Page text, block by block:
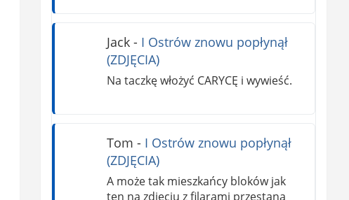
Jack- I Ostrów znowu popłynął
(ZDJĘCIA)
Na taczkę włożyć CARYCĘ i wywieść.
Tom - I Ostrów znowu popłynął
(ZDJĘCIA)
A może tak mieszkańcy bloków jak
ten na zdjęciu z filarami przestaną